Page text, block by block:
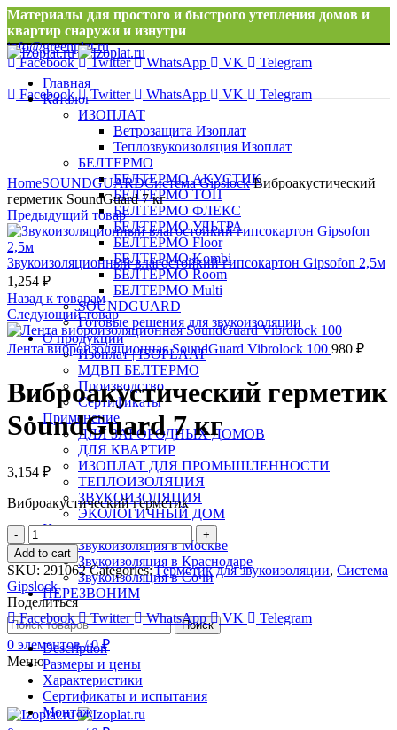
Материалы для простого и быстрого утепления домов и
квартир снаружи и изнутри
info@greenplat.ru
Facebook
Twitter WhatsApp VK
Telegram
8 996 533 10 46
Facebook
Twitter WhatsApp VK Telegram
Главная
Каталог
ИЗОПЛАТ
Ветрозащита Изоплат
Теплозвукоизоляция Изоплат
БЕЛТЕРМО
БЕЛТЕРМО АКУСТИК
БЕЛТЕРМО ТОП
БЕЛТЕРМО ФЛЕКС
БЕЛТЕРМО УЛЬТРА
БЕЛТЕРМО Floor
БЕЛТЕРМО Kombi
БЕЛТЕРМО Room
БЕЛТЕРМО Multi
SOUNDGUARD
Готовые решения для звукоизоляции
О продукции
Изоплат | ISOPLAAT
МДВП БЕЛТЕРМО
Производство
Сертификаты
Применение
ДЛЯ ЗАГОРОДНЫХ ДОМОВ
ДЛЯ КВАРТИР
ИЗОПЛАТ ДЛЯ ПРОМЫШЛЕННОСТИ
ТЕПЛОИЗОЛЯЦИЯ
ЗВУКОИЗОЛЯЦИЯ
ЭКОЛОГИЧНЫЙ ДОМ
Контакты
Звукоизоляция в Москве
Звукоизоляция в Краснодаре
Звукоизоляция в Сочи
ПЕРЕЗВОНИМ
Поиск
0 элементов / 0₽
Меню
Нажмите, чтобы увеличить
HomeSOUNDGUARDСистема GipslockВиброакустический
герметик SoundGuard 7 кг
Предыдущий товар
Звукоизоляционный влагостойкий гипсокартон Gipsofon 2,5м
1,254 ₽
Назад к товарам
Следующий товар
Лента виброизоляционная SoundGuard Vibrolock 100 980 ₽
Виброакустический герметик
SoundGuard 7 кг
3,154 ₽
Виброакустический герметик
Quantity
Add to cart
SKU: 291062 Categories:Герметик для звукоизоляции, Система
Gipslock
Поделиться
Facebook
Twitter WhatsApp VK
Telegram
Description
Размеры и цены
Характеристики
Сертификаты и испытания
Монтаж